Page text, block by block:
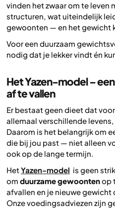
vinden het zwaar om te leven
structuren, wat uiteindelijk
gewoonten — en het gewicht
Voor een duurzaam
nodig dat je lekker vindt én
Het Yazen-model –
af te vallen
Er bestaat geen dieet dat
allemaal verschillende
Daarom is het belangrijk om
die bij jou past — niet alleen
ook op de lange termijn.
HetYazen-model is geen
om duurzame gewoontenop
afvallen en je nieuwe gewicht
Onze voedingsadviezen zijn